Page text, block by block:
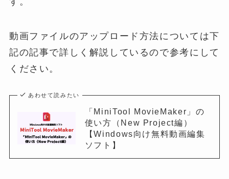
動画ファイルのアップロード方法については下
記の記事で詳しく解説しているので参考にして
ください。
あわせて読みたい
「MiniTool MovieMaker」の
使い方（New Project編）
【Windows向け無料動画編集
ソフト】